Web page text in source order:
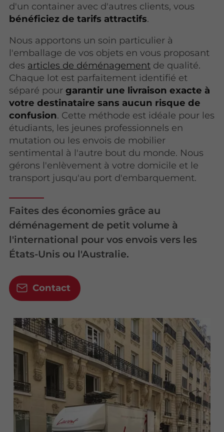
d'un container avec d'autres clients, vous
bénéficiez de tarifs attractifs.
Nous apportons un soin particulier à
l'emballage de vos objets en vous proposant
des articles de déménagement de qualité.
Chaque lot est parfaitement identifié et
séparé pourgarantir une livraison exacte à
votre destinataire sans aucun risque de
confusion. Cette méthode est idéale pour les
étudiants, les jeunes professionnels en
mutation ou les envois de mobilier
sentimental à l'autre bout du monde. Nous
gérons l'enlèvement à votre domicile et le
transport jusqu'au port d'embarquement.
Faites des économies grâce au
déménagement de petit volume à
l'international pour vos envois vers les
États-Unis ou l'Australie.
Contact